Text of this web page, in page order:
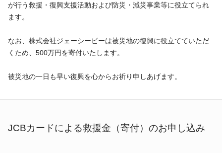
法人のお客様
企業サイト
が行う救援・復興支援活動および防災・減災事業等に役立てられ
ます。
なお、株式会社ジェーシービーは被災地の復興に役立てていただ
くため、500万円を寄付いたします。
被災地の一日も早い復興を心からお祈り申しあげます。
JCBカードによる救援金（寄付）のお申し込み